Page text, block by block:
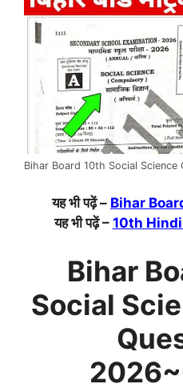
Bihar Board 10th Social Science
यह भी पढ़ें – Bihar
यह भी पढ़ें – 10th
Bihar
Social
2026~